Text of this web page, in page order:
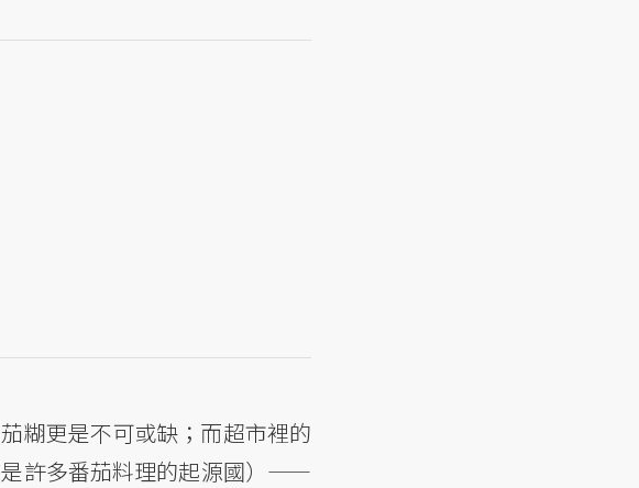
糊更是不可或缺；而超市裡的
是許多番茄料理的起源國）——